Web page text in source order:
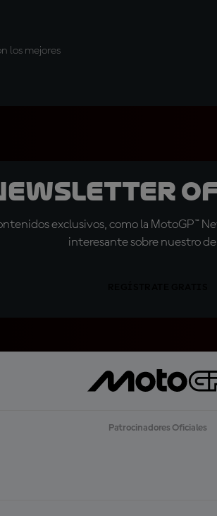
los mejores
exclusivos, como la MotoGP™
interesante sobre nuestro
Patrocinadores Oficiales